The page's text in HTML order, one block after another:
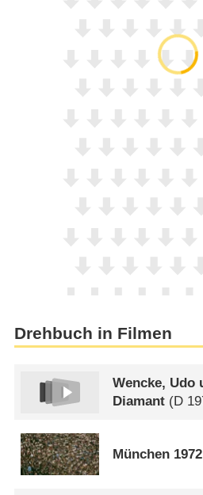
Drehbuch in Filmen
Wencke, Udo
Diamant (D
München 1972